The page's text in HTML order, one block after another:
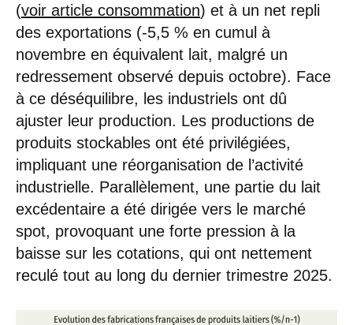
(voir article consommation) et à un net repli
des exportations (-5,5 % en cumul à
novembre en équivalent lait, malgré un
redressement observé depuis octobre). Face
à ce déséquilibre, les industriels ont dû
ajuster leur production. Les productions de
produits stockables ont été privilégiées,
impliquant une réorganisation de l’activité
industrielle. Parallèlement, une partie du lait
excédentaire a été dirigée vers le marché
spot, provoquant une forte pression à la
baisse sur les cotations, qui ont nettement
reculé tout au long du dernier trimestre 2025.